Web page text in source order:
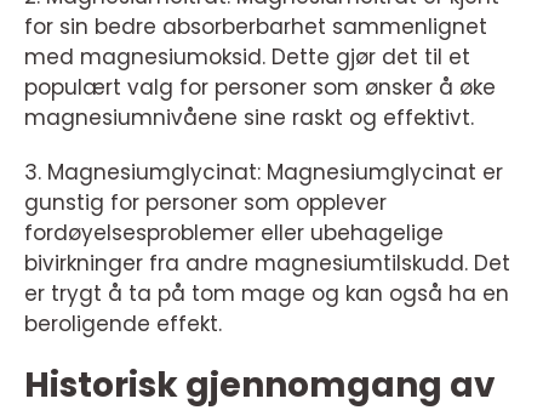
for sin bedre absorberbarhet sammenlignet
med magnesiumoksid. Dette gjør det til et
populært valg for personer som ønsker å øke
magnesiumnivåene sine raskt og effektivt.
3. Magnesiumglycinat: Magnesiumglycinat er
gunstig for personer som opplever
fordøyelsesproblemer eller ubehagelige
bivirkninger fra andre magnesiumtilskudd. Det
er trygt å ta på tom mage og kan også ha en
beroligende effekt.
Historisk gjennomgang av